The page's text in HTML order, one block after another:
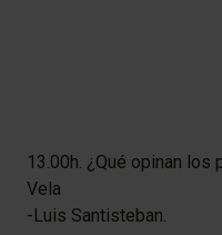
13.00h. ¿Qué opinan los
Vela
-Luis Santisteban.